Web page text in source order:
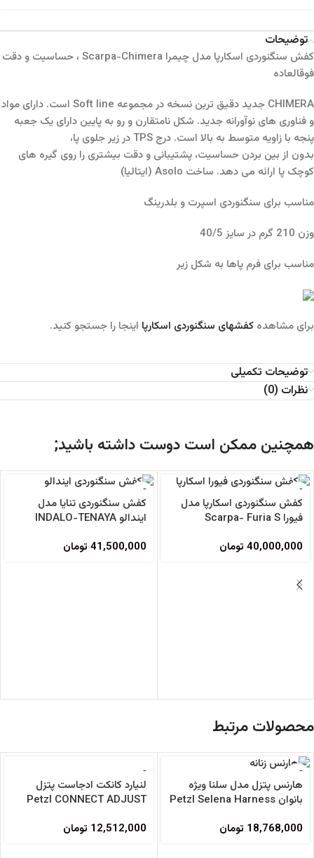
توضیحات
کفش سنگنوردی اسکارپا مدل چیمرا Scarpa-Chimera ، حساسیت و دقت
فوقالعاده
CHIMERA جدید دقیق ترین نسخه در مجموعه Soft line است. دارای مواد
و فناوری های نوآورانه جدید. شکل نامتقارن و رو به پایین دارای یک جعبه
پنجه با زاویه متوسط ​​به بالا است. درج TPS در زیر جلوی پا،
بدون از بین بردن حساسیت، پشتیبانی و دقت بیشتری را روی گیره های
کوچک پا ارائه می دهد. ساخت Asolo (ایتالیا)
مناسب برای سنگنوردی اسپرت و بلدرینگ
وزن 210 گرم در سایز 40/5
مناسب برای فرم پاها به شکل زیر
برای مشاهده کفشهای سنگنوردی اسکارپا اینجا را جستجو کنید.
توضیحات تکمیلی
نظرات (0)
همچنین ممکن است دوست داشته باشید;
کفش سنگنوردی اسکارپا مدل
فیورا Scarpa- Furia S
40,000,000 تومان
کفش سنگنوردی تنایا مدل
ایندالو INDALO-TENAYA
41,500,000 تومان
محصولات مرتبط
هارنس پتزل مدل سلنا ویژه
بانوان Petzl Selena Harness
18,768,000 تومان
لنیارد کانکت ادجاست پتزل
Petzl CONNECT ADJUST
12,512,000 تومان